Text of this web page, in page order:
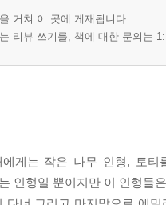
거쳐 이 곳에 게재됩니다.
리뷰 쓰기를, 책에 대한 문의는
에게는 작은 나무 인형, 토
인형일 뿐이지만 이 인형들